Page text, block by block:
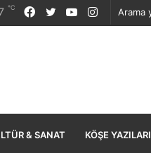
Instagram
YouTube
Twitter
Facebook
℃
& SANAT KÖŞE YAZILARI